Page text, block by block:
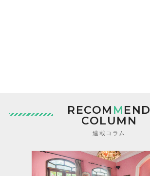
RECOM MEND
COLUMN
連載コラム